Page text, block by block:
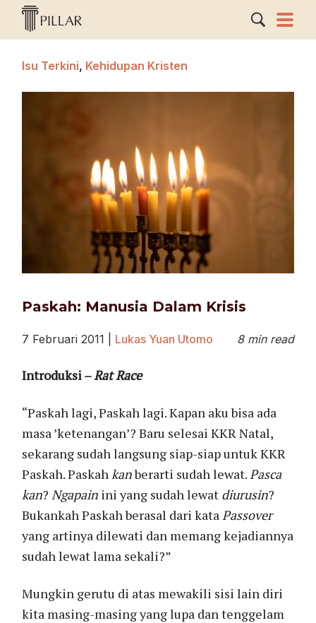
Isu Terkini, Kehidupan Kristen
Paskah: Manusia Dalam Krisis
7 Februari 2011 Lukas Yuan Utomo 8 min read
Introduksi–Rat Race
“Paskah lagi, Paskah lagi. Kapan aku bisa ada
masa ’ketenangan’? Baru selesai KKR Natal,
sekarang sudah langsung siap-siap untuk KKR
Paskah. Paskahkanberarti sudah lewat.Pasca
kan?Ngapain ini yang sudah lewat diurusin?
Bukankah Paskah berasal dari kataPassover
yang artinya dilewati dan memang kejadiannya
sudah lewat lama sekali?”
Mungkin gerutu di atas mewakili sisi lain diri
kita masing-masing yang lupa dan tenggelam